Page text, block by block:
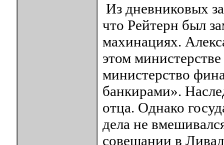
Из дневниковых
что Рейтерн был
махинациях.
этом
министерство
банкирами».
отца. Однако
дела не
совещании в